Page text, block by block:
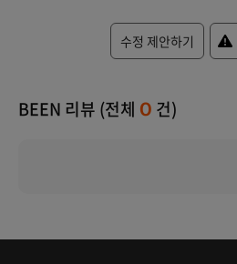
수정 제안하기
BEEN 리뷰 (전체 0 건)